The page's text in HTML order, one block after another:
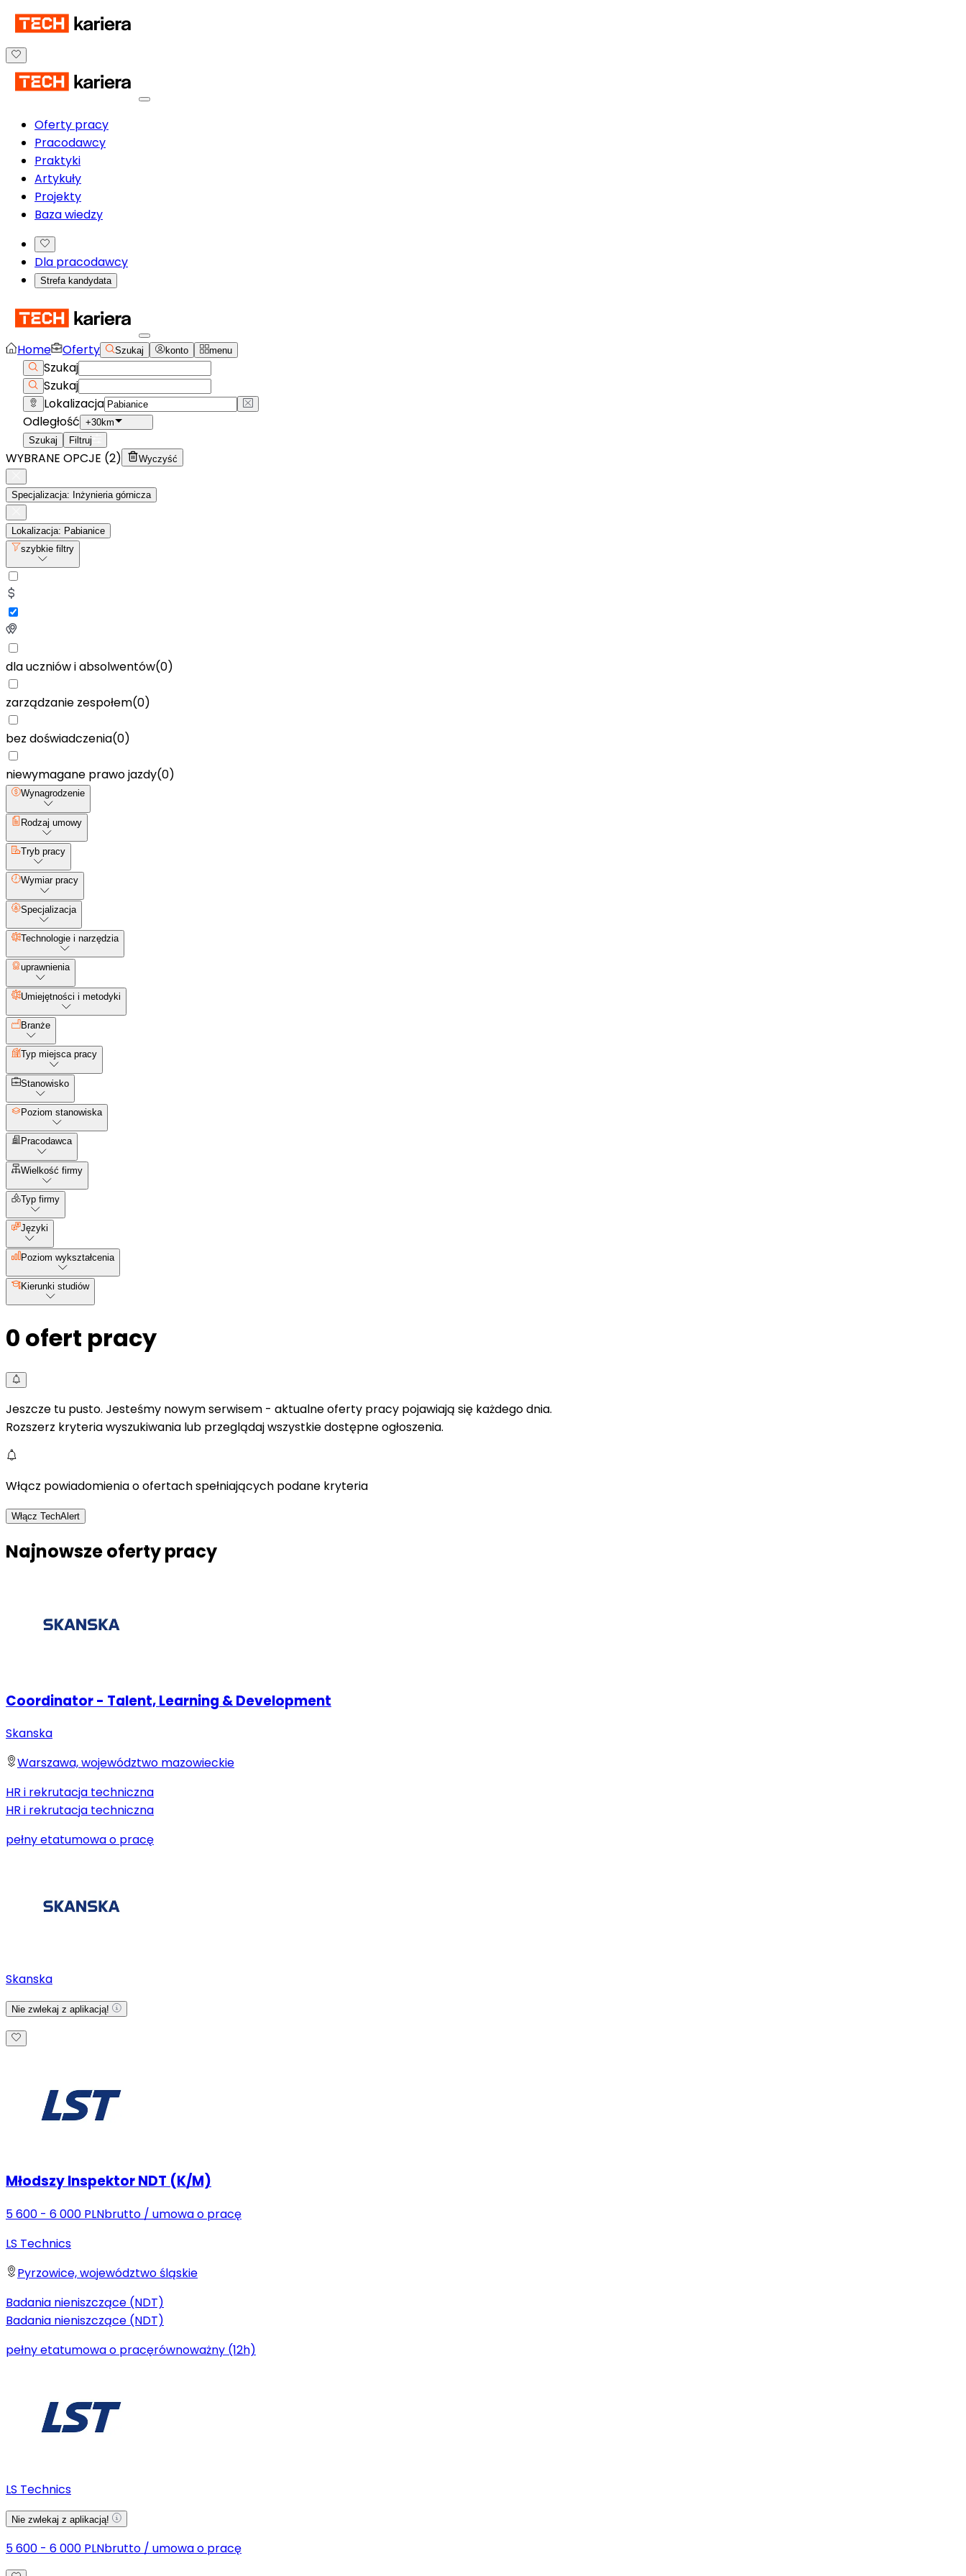
Oferty pracy
Pracodawcy
Praktyki
Artykuły
Projekty
Baza wiedzy
Dla pracodawcy
Strefa kandydata
Home Oferty Szukaj konto menu
Szukaj
Szukaj
Lokalizacja
Odległość +30km
Szukaj
Filtruj
WYBRANE OPCJE (2) Wyczyść
Specjalizacja: Inżynieria górnicza
Lokalizacja: Pabianice
szybkie filtry
dla uczniów i absolwentów(0)
zarządzanie zespołem(0)
bez doświadczenia(0)
niewymagane prawo jazdy(0)
Wynagrodzenie
Rodzaj umowy
Tryb pracy
Wymiar pracy
Specjalizacja
Technologie i narzędzia
uprawnienia
Umiejętności i metodyki
Branże
Typ miejsca pracy
Stanowisko
Poziom stanowiska
Pracodawca
Wielkość firmy
Typ firmy
Języki
Poziom wykształcenia
Kierunki studiów
0 ofert pracy
Jeszcze tu pusto. Jesteśmy nowym serwisem - aktualne oferty pracy pojawiają się każdego dnia.
Rozszerz kryteria wyszukiwania lub przeglądaj wszystkie dostępne ogłoszenia.
Włącz powiadomienia o ofertach spełniających podane kryteria
Włącz TechAlert
Najnowsze oferty pracy
Coordinator - Talent, Learning & Development
Skanska
Warszawa, województwo mazowieckie
HR i rekrutacja techniczna
HR i rekrutacja techniczna
pełny etatumowa o pracę
Skanska
Nie zwlekaj z aplikacją!
Młodszy Inspektor NDT (K/M)
5 600 - 6 000 PLNbrutto / umowa o pracę
LS Technics
Pyrzowice, województwo śląskie
Badania nieniszczące (NDT)
Badania nieniszczące (NDT)
pełny etatumowa o pracęrównoważny (12h)
LS Technics
Nie zwlekaj z aplikacją!
5 600 - 6 000 PLNbrutto / umowa o pracę